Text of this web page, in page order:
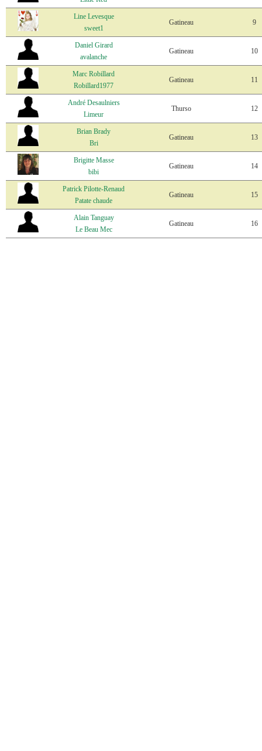
Line Levesque
sweet1
Gatineau 9
Daniel Girard
avalanche
Gatineau 10
Marc Robillard
Robillard1977
Gatineau 11
André Desaulniers
Limeur
Thurso 12
Brian Brady
Bri
Gatineau 13
Brigitte Masse
bibi
Gatineau 14
Patrick Pilotte-Renaud
Patate chaude
Gatineau 15
Alain Tanguay
Le Beau Mec
Gatineau 16